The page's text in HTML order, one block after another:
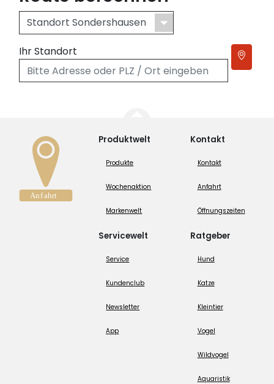
Ihr Standort
Produktwelt
Produkte
Wochenaktion
Markenwelt
Servicewelt
Service
Kundenclub
Newsletter
App
Kontakt
Kontakt
Anfahrt
Öffnungszeiten
Ratgeber
Hund
Katze
Kleintier
Vogel
Wildvogel
Aquaristik